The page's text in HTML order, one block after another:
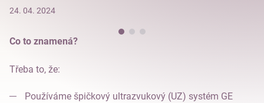
24. 04. 2024
Co to znamená?
Třeba to, že:
Používáme špičkový ultrazvukový (UZ) systém GE